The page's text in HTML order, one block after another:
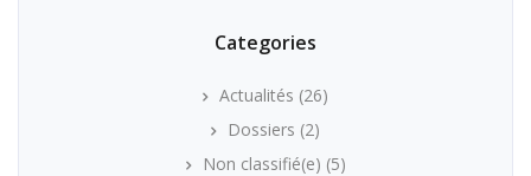
Categories
Actualités (26)
Dossiers (2)
Non classifié(e) (5)